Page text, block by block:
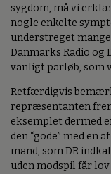
sygdom, må vi
nogle enkelte
understreget
Danmarks Radio
vanligt parløb, som
Retfærdigvis
repræsentanten
eksemplet dermed
den “gode” med en
mand, som DR
uden modspil får